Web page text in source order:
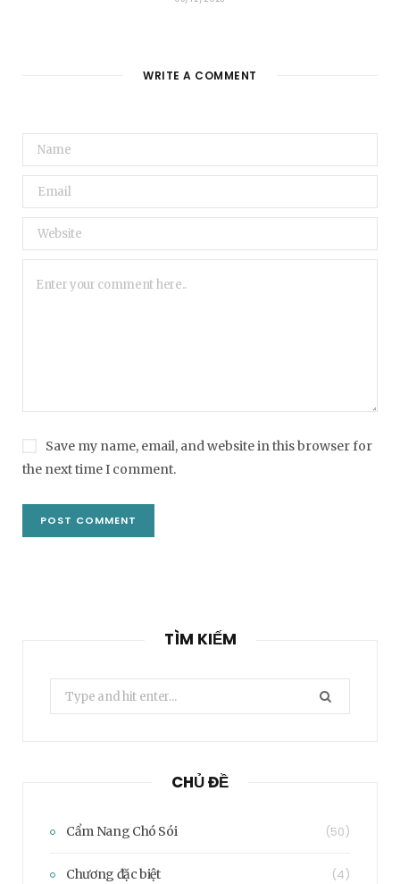
WRITE A COMMENT
Save my name, email, and website in this browser for
the next time I comment.
TÌM KIẾM
Search
for:
CHỦ ĐỀ
Cẩm Nang Chó Sói (50)
Chương đặc biệt (4)